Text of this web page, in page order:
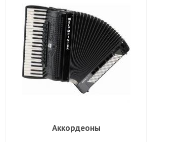
Аккордеоны